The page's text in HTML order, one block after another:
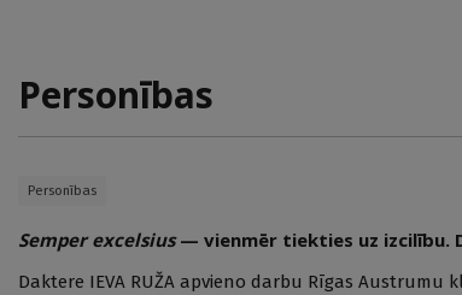
Personības
Personības
Semper excelsius— vienmēr tiekties uz izcilību.
Daktere IEVA RUŽA apvieno darbu Rīgas